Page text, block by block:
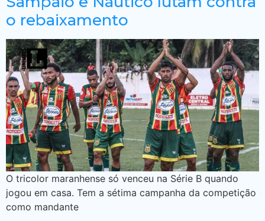
o rebaixamento
O tricolor maranhense só venceu na Série B quando
jogou em casa. Tem a sétima campanha da competição
como mandante